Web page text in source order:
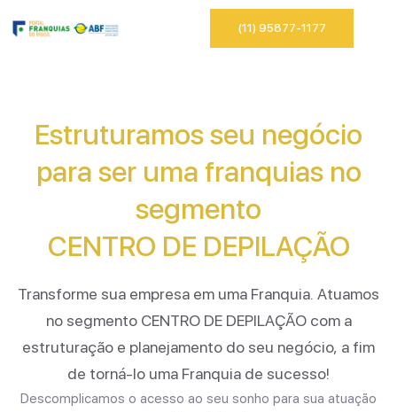
(11) 95877-1177
Estruturamos seu negócio
para ser uma franquias no
segmento
CENTRO DE DEPILAÇÃO
Transforme sua empresa em uma Franquia. Atuamos
no segmento CENTRO DE DEPILAÇÃOcom a
estruturação e planejamento do seu negócio, a fim
de torná-lo uma Franquia de sucesso!
Descomplicamos o acesso ao seu sonho para sua atuação